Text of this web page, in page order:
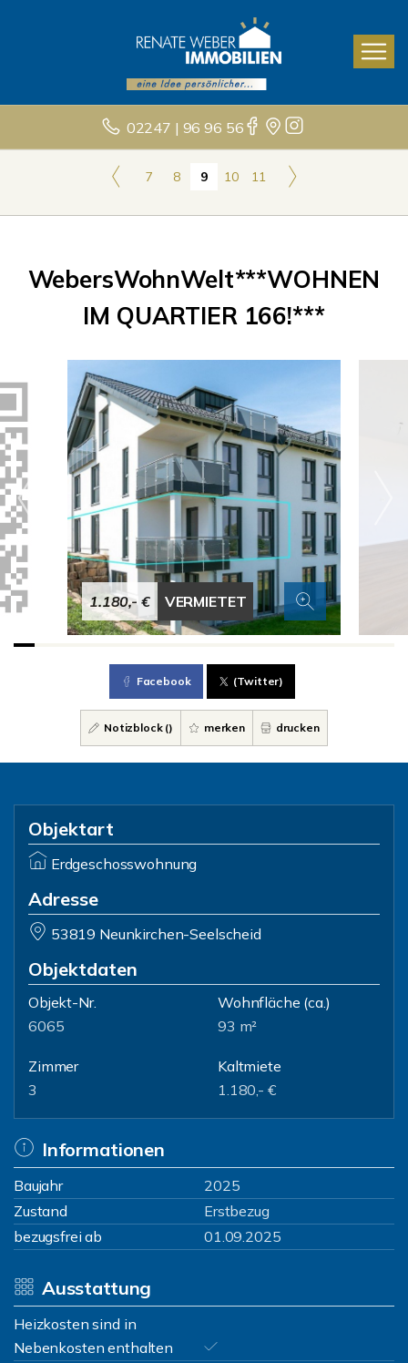
02247 | 96 96 56
7 8 9 10 11
WebersWohnWelt***WOHNEN
IM QUARTIER 166!***
1.180,- € VERMIETET
Facebook (Twitter)
Notizblock () merken drucken
Objektart
Erdgeschosswohnung
Adresse
53819 Neunkirchen-Seelscheid
Objektdaten
Objekt-Nr.
6065
Wohnfläche (ca.)
93 m²
Zimmer
3
Kaltmiete
1.180,- €
Informationen
Baujahr
2025
Zustand
Erstbezug
bezugsfrei ab
01.09.2025
Ausstattung
Heizkosten sind in
Nebenkosten enthalten